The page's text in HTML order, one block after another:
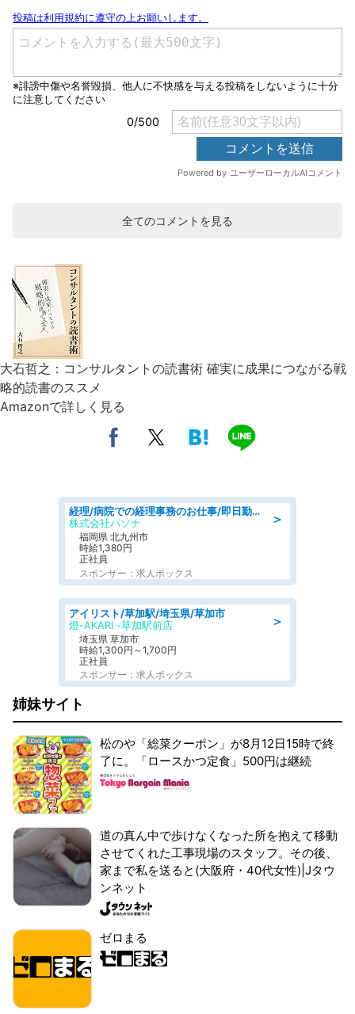
全てのコメントを見る
大石哲之：コンサルタントの読書術 確実に成果につながる戦
略的読書のススメ
Amazonで詳しく見る
＞
経理/病院での経理事務のお仕事/即日勤務可/車通勤可/経理/一般事務
株式会社パソナ
福岡県 北九州市
時給1,380円
正社員
スポンサー：求人ボックス
＞
アイリスト/草加駅/埼玉県/草加市
燈-AKARI -草加駅前店
埼玉県 草加市
時給1,300円～1,700円
正社員
スポンサー：求人ボックス
姉妹サイト
松のや「総菜クーポン」が8月12日15時で終
了に。「ロースかつ定食」500円は継続
道の真ん中で歩けなくなった所を抱えて移動
させてくれた工事現場のスタッフ。その後、
家まで私を送ると(大阪府・40代女性)|Jタウ
ンネット
ゼロまる